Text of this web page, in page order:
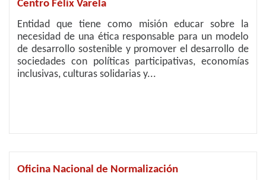
Centro Félix Varela
Entidad que tiene como misión educar sobre la
necesidad de una ética responsable para un modelo
de desarrollo sostenible y promover el desarrollo de
sociedades con políticas participativas, economías
inclusivas, culturas solidarias y...
Oficina Nacional de Normalización